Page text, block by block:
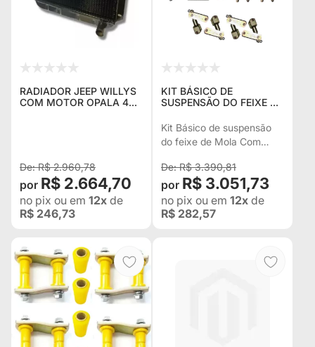
RADIADOR JEEP WILLYS
COM MOTOR OPALA 4
R$ 2.960,78
R$ 2.664,70
no pix ou em 12x de
R$ 246,73
KIT BÁSICO DE
SUSPENSÃO DO FEIXE DE
REVOLVER TOYOTA P/
ADAPTAR EM JEEP
WILLYS, RURAL E F-75
Kit Básico de suspensão
do feixe de Mola Com
adaptar em Jeep Willys,
Rural e F-75 Dianteiro Ca
R$ 3.390,81
R$ 3.051,73
no pix ou em 12x de
R$ 282,57